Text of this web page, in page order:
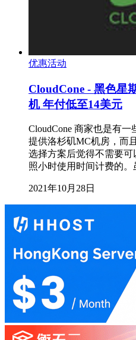
优惠活动
CloudCone - 黑色星
机 年付低至14美元
CloudCone 商家也是有
提供洛杉矶MC机房，而
选择方案后觉得不需要
照小时使用时间计费的
2021年10月28日